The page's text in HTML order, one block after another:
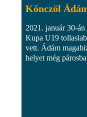
Könczöl
2021. január 30-
Kupa U19
vett. Ádám
helyet még